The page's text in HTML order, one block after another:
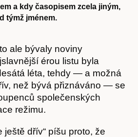
a kdy časopisem zcela jiným,
týmž jménem.
ale bývaly noviny
érou listu byla
léta, tehdy — a možná
než bývá přiznáváno — se
společenských
režimu.
ještě dřív“ píšu proto, že